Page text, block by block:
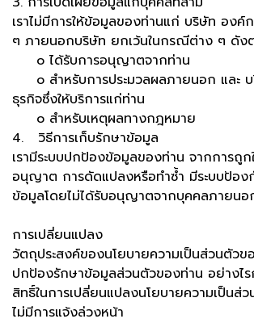
เราไม่มีการให้ข้อมูลของท่านแก่ บริษัท องค์
ๆ ภายนอกบริษัท ยกเว้นในกรณีต่าง ๆ ดัง
o ได้รับการอนุญาตจากท่าน
o สำหรับการประมวลผลภายนอก และ
ธุรกิจซึ่งให้บริการแก่ท่าน
o สำหรับเหตุผลทางกฎหมาย
4. วิธีการเก็บรักษาข้อมูล
เรามีระบบปกป้องข้อมูลของท่าน จากการถูก
อนุญาต การดัดแปลงหรือทำซ้ำ มีระบบป้อง
ข้อมูลโดยไม่ได้รับอนุญาตจากบุคคลภายนอ
การเปลี่ยนแปลง
วัตถุประสงค์ของนโยบายความเป็นส่วนตัวข
ปกป้องรักษาข้อมูลส่วนตัวของท่าน อย่างไร
สิทธิ์ในการเปลี่ยนแปลงนโยบายความเป็นส่
ไม่มีการแจ้งล่วงหน้า